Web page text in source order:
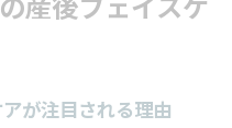
産後フェイスケ
が注目される理由